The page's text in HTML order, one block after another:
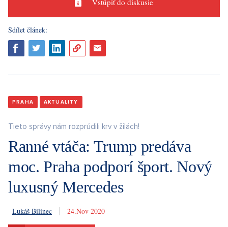
Sdílet článek:
PRAHA AKTUALITY
Tieto správy nám rozprúdili krv v žilách!
Ranné vtáča: Trump predáva
moc. Praha podporí šport. Nový
luxusný Mercedes
Lukáš Bilinec 24. 11. 2020